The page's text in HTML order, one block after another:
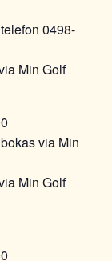
0498-
Min Golf
via Min
Min Golf